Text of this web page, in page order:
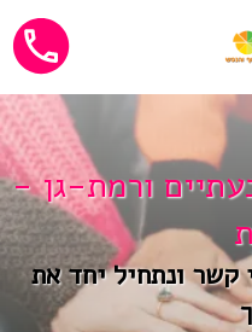
ורמת-גן -
קשר ונתחיל יחד את